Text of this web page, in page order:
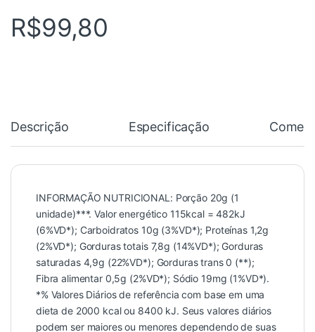
R$99,80
Descrição Especificação
INFORMAÇÃO NUTRICIONAL: Porção 20g (1
unidade)***. Valor energético 115kcal = 482kJ
(6%VD*); Carboidratos 10g (3%VD*); Proteínas 1,2g
(2%VD*); Gorduras totais 7,8g (14%VD*); Gorduras
saturadas 4,9g (22%VD*); Gorduras trans 0 (**);
Fibra alimentar 0,5g (2%VD*); Sódio 19mg (1%VD*).
*% Valores Diários de referência com base em uma
dieta de 2000 kcal ou 8400 kJ. Seus valores diários
podem ser maiores ou menores dependendo de suas